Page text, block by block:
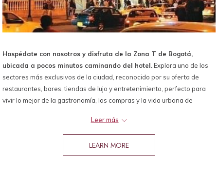
Hospédate con nosotros y disfruta de la Zona T de Bogotá,
ubicada a pocos minutos caminando del hotel.Explora uno de los
sectores más exclusivos de la ciudad, reconocido por su oferta de
restaurantes, bares, tiendas de lujo y entretenimiento, perfecto para
vivir lo mejor de la gastronomía, las compras y la vida urbana de
Leer más
LEARN MORE